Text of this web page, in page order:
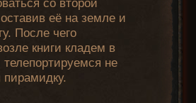
со второй
её на земле и
После чего
книги кладем в
телепортируемся не